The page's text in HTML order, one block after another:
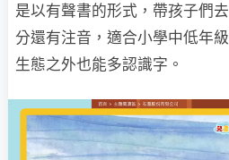
是以有聲書的形式，帶孩子們
分還有注音，適合小學中低年
生態之外也能多認識字。